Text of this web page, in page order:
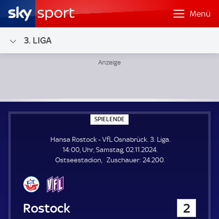
Menü
3. LIGA
SPIELENDE
P
E
L
E
N
Hansa Rostock - VfL Osnabrück. 3. Liga.
14:00, Uhr, Samstag, 02.11.2024.
Ostseestadion
Zuschauer: Z
24.200.
Hansa Rostock 2